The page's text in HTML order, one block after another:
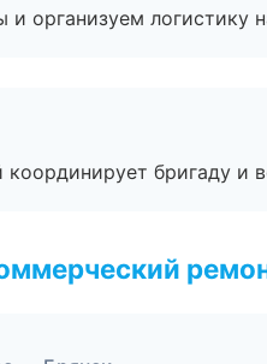
организуем логистику
бригаду и